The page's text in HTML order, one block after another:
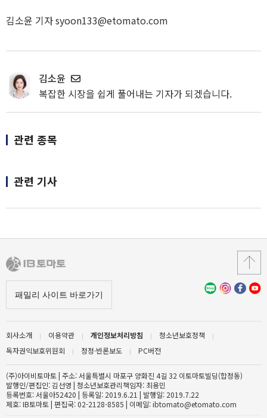
김소윤 기자 syoon133@etomato.com
김소윤
복잡한 시장을 쉽게 풀어내는 기자가 되겠습니다.
관련 종목
관련 기사
회사소개 이용약관 개인정보처리방침
청소년보호정책
독자권익보호위원회
정정·반론보도 PC버전
(주)아이비토마토 | 주소: 서울특별시 마포구 양화진 4길 32 이토마토빌딩(합정동)
발행인/편집인: 김선영 | 청소년보호관리책임자: 최용민
등록번호: 서울아52420 | 등록일: 2019.6.21 | 발행일: 2019.7.22
제호: IB토마토 | 편집국: 02-2128-8585 | 이메일: ibtomato@etomato.com